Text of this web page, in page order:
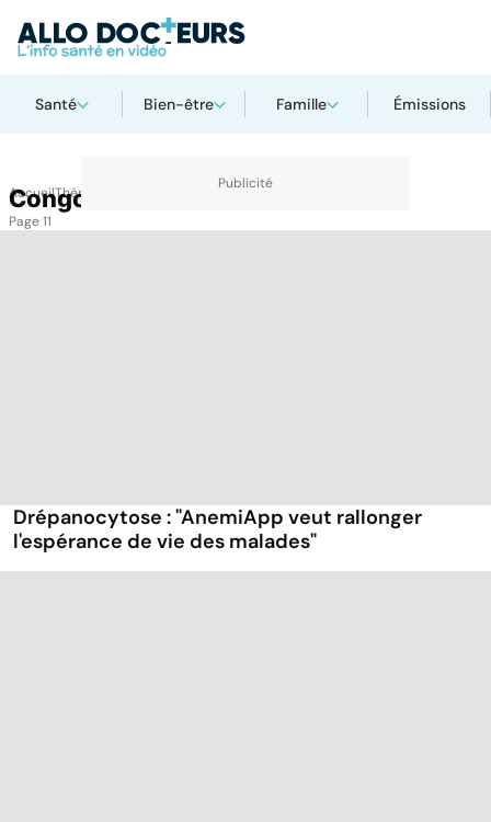
Santé Bien-être Famille Émissions
AccueilThématiques
Congo RDC
Page 11
Drépanocytose : "AnemiApp veut rallonger
l'espérance de vie des malades"